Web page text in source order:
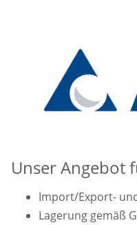
Unser Angebot
Import/Export-
Lagerung gemäß